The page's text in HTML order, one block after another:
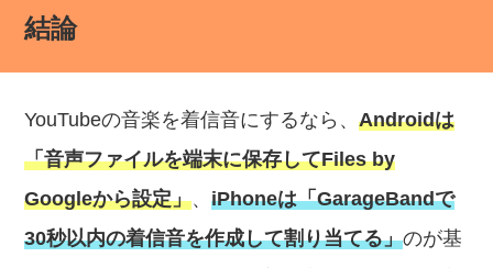
結論
YouTubeの音楽を着信音にするなら、Androidは
「音声ファイルを端末に保存してFiles by
Googleから設定」、iPhoneは「GarageBandで
30秒以内の着信音を作成して割り当てる」のが基